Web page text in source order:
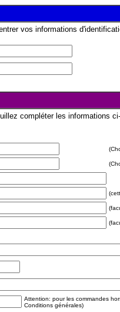
vos informations
compléter les informations
Attention: pour les commandes
Conditions générales)